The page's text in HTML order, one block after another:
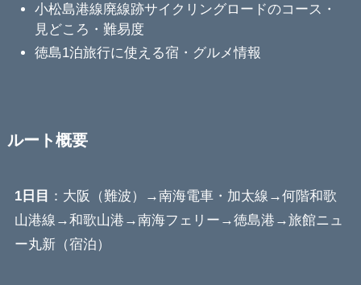
小松島港線廃線跡サイクリングロードのコース・
見どころ・難易度
徳島1泊旅行に使える宿・グルメ情報
ルート概要
1日目 ：大阪（難波）→南海電車・加太線→何階和歌
山港線→和歌山港→南海フェリー→徳島港→旅館ニュ
ー丸新（宿泊）